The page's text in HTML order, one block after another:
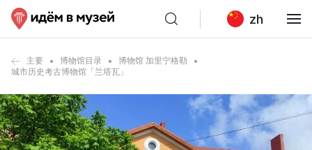
zh
主要 博物馆目录
博物馆 加里宁格勒
城市历史考古博物馆「兰塔瓦」